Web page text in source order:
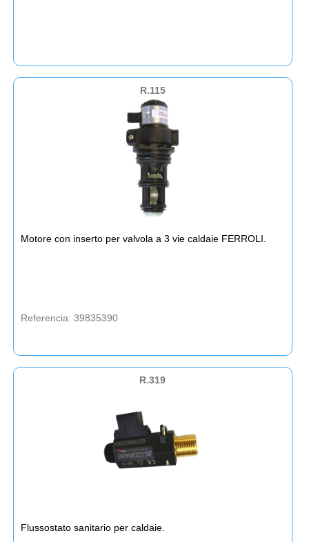
R.115
Motore con inserto per valvola a 3 vie caldaie FERROLI.
Referencia: 39835390
R.319
Flussostato sanitario per caldaie.